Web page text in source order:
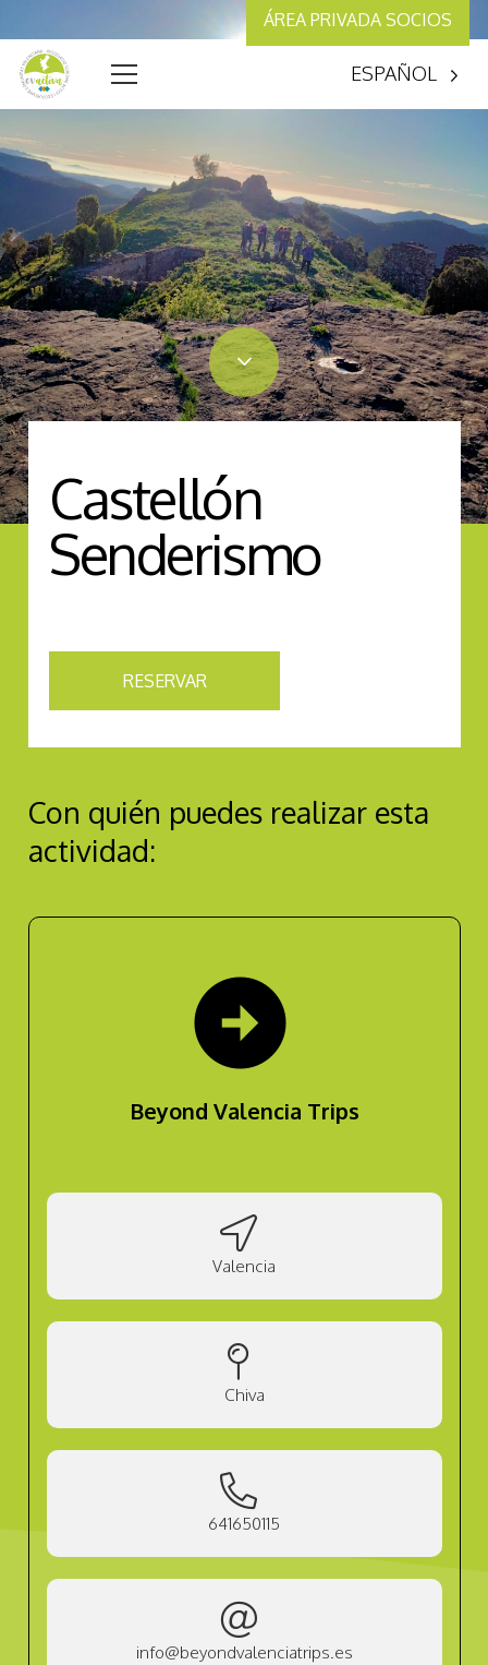
ÁREA PRIVADA SOCIOS
ESPAÑOL
Castellón
Senderismo
RESERVAR
Con quién puedes realizar esta
actividad:
arrow_circle_right
Beyond Valencia Trips
Valencia
Chiva
641650115
info@beyondvalenciatrips.es